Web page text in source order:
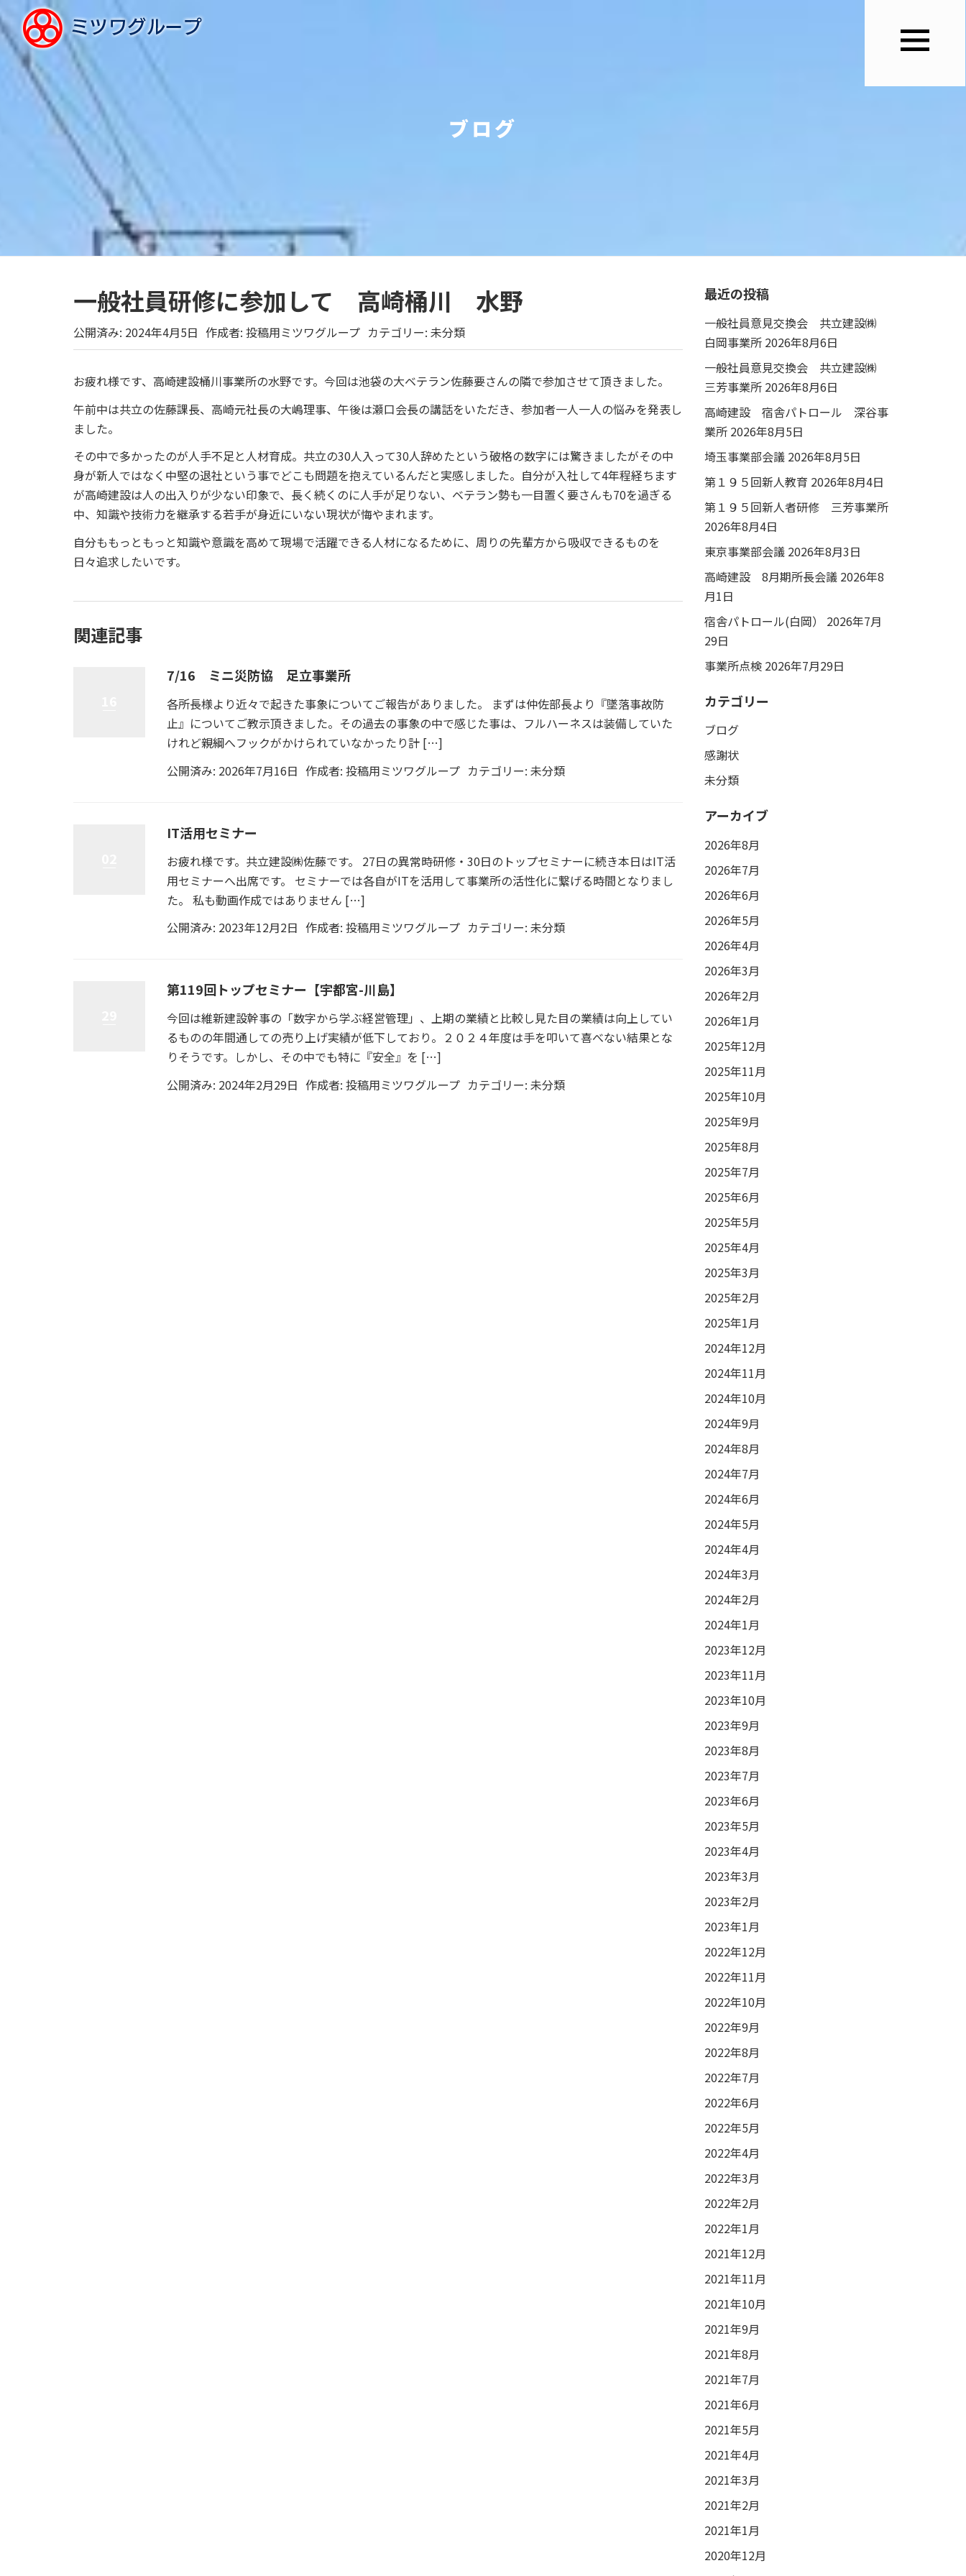
ブログ
一般社員研修に参加して 高崎桶川 水野
公開済み: 2024年4月5日 作成者: 投稿用ミツワグループ カテゴリー: 未分類
お疲れ様です、高崎建設桶川事業所の水野です。今回は池袋の大ベテラン佐藤要さんの隣で参加させて頂きました。
午前中は共立の佐藤課長、高崎元社長の大嶋理事、午後は瀬口会長の講話をいただき、参加者一人一人の悩みを発表し
ました。
その中で多かったのが人手不足と人材育成。共立の30人入って30人辞めたという破格の数字には驚きましたがその中
身が新人ではなく中堅の退社という事でどこも問題を抱えているんだと実感しました。自分が入社して4年程経ちます
が高崎建設は人の出入りが少ない印象で、長く続くのに人手が足りない、ベテラン勢も一目置く要さんも70を過ぎる
中、知識や技術力を継承する若手が身近にいない現状が悔やまれます。
自分ももっともっと知識や意識を高めて現場で活躍できる人材になるために、周りの先輩方から吸収できるものを
日々追求したいです。
関連記事
7/16 ミニ災防協 足立事業所
各所長様より近々で起きた事象についてご報告がありました。 まずは仲佐部長より『墜落事故防
止』についてご教示頂きました。その過去の事象の中で感じた事は、フルハーネスは装備していた
けれど親綱へフックがかけられていなかったり計 […]
公開済み: 2026年7月16日 作成者: 投稿用ミツワグループ カテゴリー: 未分類
IT活用セミナー
お疲れ様です。共立建設㈱佐藤です。 27日の異常時研修・30日のトップセミナーに続き本日はIT活
用セミナーへ出席です。 セミナーでは各自がITを活用して事業所の活性化に繋げる時間となりまし
た。 私も動画作成ではありません […]
公開済み: 2023年12月2日 作成者: 投稿用ミツワグループ カテゴリー: 未分類
第119回トップセミナー【宇都宮-川島】
今回は維新建設幹事の「数字から学ぶ経営管理」、上期の業績と比較し見た目の業績は向上してい
るものの年間通しての売り上げ実績が低下しており。２０２４年度は手を叩いて喜べない結果とな
りそうです。しかし、その中でも特に『安全』を […]
公開済み: 2024年2月29日 作成者: 投稿用ミツワグループ カテゴリー: 未分類
最近の投稿
一般社員意見交換会 共立建設㈱
白岡事業所 2026年8月6日
一般社員意見交換会 共立建設㈱
三芳事業所 2026年8月6日
高崎建設 宿舎パトロール 深谷事
業所 2026年8月5日
埼玉事業部会議 2026年8月5日
第１９５回新人教育 2026年8月4日
第１９５回新人者研修 三芳事業所
2026年8月4日
東京事業部会議 2026年8月3日
高崎建設 8月期所長会議 2026年8
月1日
宿舎パトロール(白岡）
2026年7月
29日
事業所点検 2026年7月29日
カテゴリー
ブログ
感謝状
未分類
アーカイブ
2026年8月
2026年7月
2026年6月
2026年5月
2026年4月
2026年3月
2026年2月
2026年1月
2025年12月
2025年11月
2025年10月
2025年9月
2025年8月
2025年7月
2025年6月
2025年5月
2025年4月
2025年3月
2025年2月
2025年1月
2024年12月
2024年11月
2024年10月
2024年9月
2024年8月
2024年7月
2024年6月
2024年5月
2024年4月
2024年3月
2024年2月
2024年1月
2023年12月
2023年11月
2023年10月
2023年9月
2023年8月
2023年7月
2023年6月
2023年5月
2023年4月
2023年3月
2023年2月
2023年1月
2022年12月
2022年11月
2022年10月
2022年9月
2022年8月
2022年7月
2022年6月
2022年5月
2022年4月
2022年3月
2022年2月
2022年1月
2021年12月
2021年11月
2021年10月
2021年9月
2021年8月
2021年7月
2021年6月
2021年5月
2021年4月
2021年3月
2021年2月
2021年1月
2020年12月